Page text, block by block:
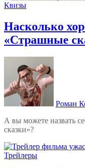
Квизы
Насколько
«Страшные
Роман
А вы можете назвать
сказки»?
Трейлеры